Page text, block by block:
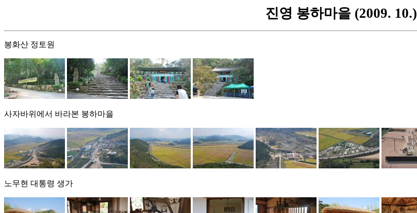
진영 봉하마을 (2009. 10.)
봉화산 정토원
사자바위에서 바라본 봉하마을
노무현 대통령 생가